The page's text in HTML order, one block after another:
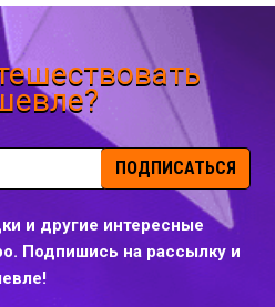
ПОДПИСАТЬСЯ
и другие интересные
Подпишись на рассылку и